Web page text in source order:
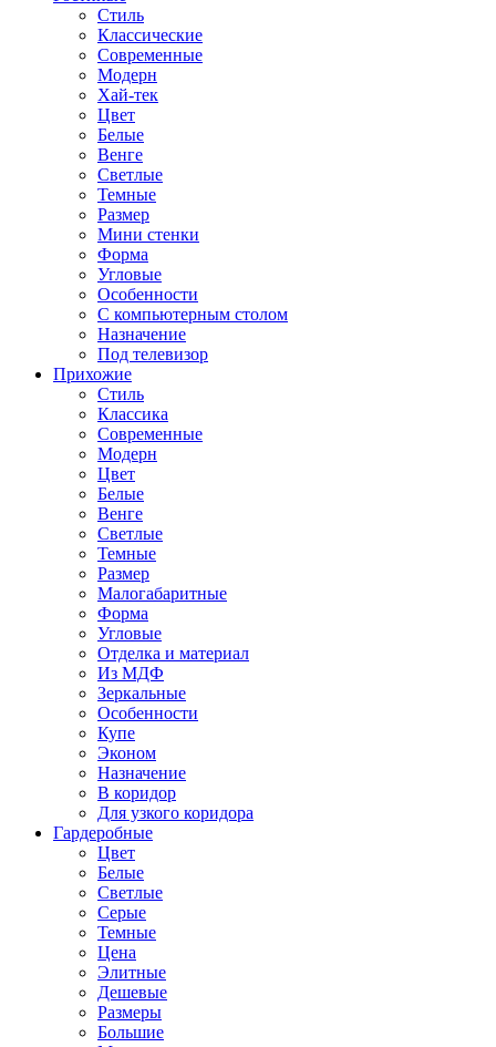
Стиль
Классические
Современные
Модерн
Хай-тек
Цвет
Белые
Венге
Светлые
Темные
Размер
Мини стенки
Форма
Угловые
Особенности
С компьютерным столом
Назначение
Под телевизор
Прихожие
Стиль
Классика
Современные
Модерн
Цвет
Белые
Венге
Светлые
Темные
Размер
Малогабаритные
Форма
Угловые
Отделка и материал
Из МДФ
Зеркальные
Особенности
Купе
Эконом
Назначение
В коридор
Для узкого коридора
Гардеробные
Цвет
Белые
Светлые
Серые
Темные
Цена
Элитные
Дешевые
Размеры
Большие